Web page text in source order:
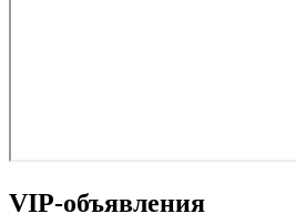
VIP-объявления